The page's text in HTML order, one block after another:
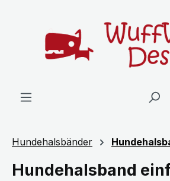
Hundehalsbänder
Hundehalsband